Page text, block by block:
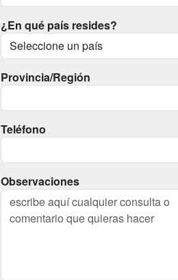
¿En qué país resides?
Provincia/Región
Teléfono
Observaciones